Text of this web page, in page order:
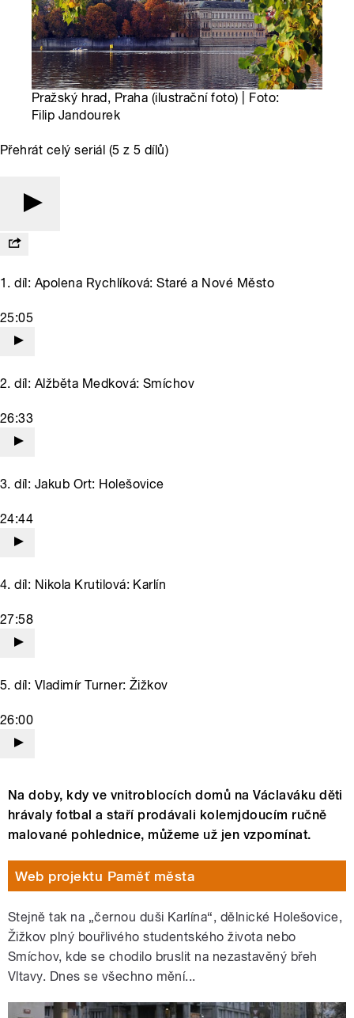
Pražský hrad, Praha (ilustrační foto) | Foto:
Filip Jandourek
Přehrát celý seriál (5 z 5 dílů)
1. díl: Apolena Rychlíková: Staré a Nové Město
25:05
2. díl: Alžběta Medková: Smíchov
26:33
3. díl: Jakub Ort: Holešovice
24:44
4. díl: Nikola Krutilová: Karlín
27:58
5. díl: Vladimír Turner: Žižkov
26:00
Na doby, kdy ve vnitroblocích domů na Václaváku děti
hrávaly fotbal a staří prodávali kolemjdoucím ručně
malované pohlednice, můžeme už jen vzpomínat.
Web projektu Paměť města
Stejně tak na „černou duši Karlína“, dělnické Holešovice,
Žižkov plný bouřlivého studentského života nebo
Smíchov, kde se chodilo bruslit na nezastavěný břeh
Vltavy. Dnes se všechno mění...